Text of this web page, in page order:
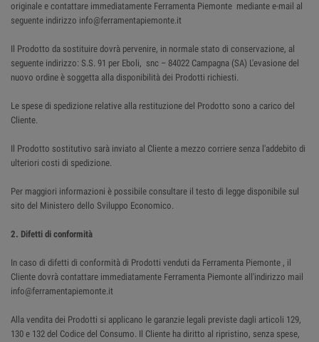
originale e contattare immediatamente Ferramenta Piemonte mediante e-mail al
seguente indirizzo info@ferramentapiemonte.it
Il Prodotto da sostituire dovrà pervenire, in normale stato di conservazione, al
seguente indirizzo: S.S. 91 per Eboli, snc – 84022 Campagna (SA) L'evasione del
nuovo ordine è soggetta alla disponibilità dei Prodotti richiesti.
Le spese di spedizione relative alla restituzione del Prodotto sono a carico del
Cliente.
Il Prodotto sostitutivo sarà inviato al Cliente a mezzo corriere senza l'addebito di
ulteriori costi di spedizione.
Per maggiori informazioni è possibile consultare il testo di legge disponibile sul
sito del Ministero dello Sviluppo Economico.
2. Difetti di conformità
In caso di difetti di conformità di Prodotti venduti da Ferramenta Piemonte , il
Cliente dovrà contattare immediatamente Ferramenta Piemonte all'indirizzo mail
info@ferramentapiemonte.it
Alla vendita dei Prodotti si applicano le garanzie legali previste dagli articoli 129,
130 e 132 del Codice del Consumo. Il Cliente ha diritto al ripristino, senza spese,